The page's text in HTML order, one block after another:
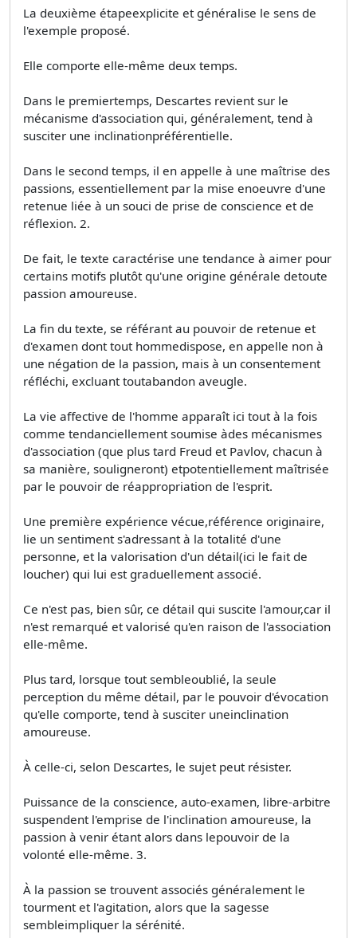
La deuxième étapeexplicite et généralise le sens de
l'exemple proposé.
Elle comporte elle-même deux temps.
Dans le premiertemps, Descartes revient sur le
mécanisme d'association qui, généralement, tend à
susciter une inclinationpréférentielle.
Dans le second temps, il en appelle à une maîtrise des
passions, essentiellement par la mise enoeuvre d'une
retenue liée à un souci de prise de conscience et de
réflexion. 2.
De fait, le texte caractérise une tendance à aimer pour
certains motifs plutôt qu'une origine générale detoute
passion amoureuse.
La fin du texte, se référant au pouvoir de retenue et
d'examen dont tout hommedispose, en appelle non à
une négation de la passion, mais à un consentement
réfléchi, excluant toutabandon aveugle.
La vie affective de l'homme apparaît ici tout à la fois
comme tendanciellement soumise àdes mécanismes
d'association (que plus tard Freud et Pavlov, chacun à
sa manière, souligneront) etpotentiellement maîtrisée
par le pouvoir de réappropriation de l'esprit.
Une première expérience vécue,référence originaire,
lie un sentiment s'adressant à la totalité d'une
personne, et la valorisation d'un détail(ici le fait de
loucher) qui lui est graduellement associé.
Ce n'est pas, bien sûr, ce détail qui suscite l'amour,car il
n'est remarqué et valorisé qu'en raison de l'association
elle-même.
Plus tard, lorsque tout sembleoublié, la seule
perception du même détail, par le pouvoir d'évocation
qu'elle comporte, tend à susciter uneinclination
amoureuse.
À celle-ci, selon Descartes, le sujet peut résister.
Puissance de la conscience, auto-examen, libre-arbitre
suspendent l'emprise de l'inclination amoureuse, la
passion à venir étant alors dans lepouvoir de la
volonté elle-même. 3.
À la passion se trouvent associés généralement le
tourment et l'agitation, alors que la sagesse
sembleimpliquer la sérénité.